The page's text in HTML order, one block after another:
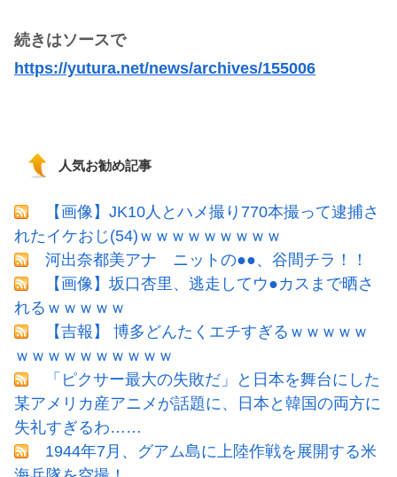
続きはソースで
https://yutura.net/news/archives/155006
人気お勧め記事
【画像】JK10人とハメ撮り770本撮って逮捕さ
れたイケおじ(54)ｗｗｗｗｗｗｗｗｗ
河出奈都美アナ ニットの●●、谷間チラ！！
【画像】坂口杏里、逃走してウ●カスまで晒さ
れるｗｗｗｗｗ
【吉報】 博多どんたくエチすぎるｗｗｗｗｗ
ｗｗｗｗｗｗｗｗｗｗ
「ピクサー最大の失敗だ」と日本を舞台にした
某アメリカ産アニメが話題に、日本と韓国の両方に
失礼すぎるわ……
1944年7月、グアム島に上陸作戦を展開する米